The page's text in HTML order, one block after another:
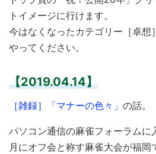
トイメージに行けます。
今はなくなったカテゴリー［卓想
やってください。
【2019.04.14】
［雑録］「マナーの色々」 の話。
パソコン通信の麻雀フォーラム
月にオフ会と称す麻雀大会が福岡